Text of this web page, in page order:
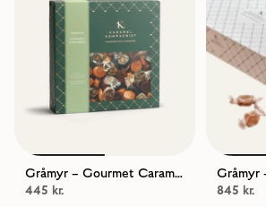
Gråmyr – Gourmet Caramels
445 kr. 845 kr.